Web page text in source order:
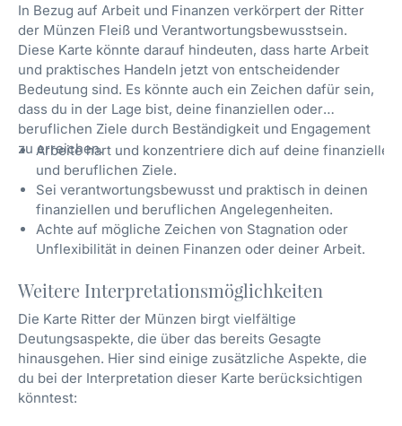
In Bezug auf Arbeit und Finanzen verkörpert der Ritter
der Münzen Fleiß und Verantwortungsbewusstsein.
Diese Karte könnte darauf hindeuten, dass harte Arbeit
und praktisches Handeln jetzt von entscheidender
Bedeutung sind. Es könnte auch ein Zeichen dafür sein,
dass du in der Lage bist, deine finanziellen oder
beruflichen Ziele durch Beständigkeit und Engagement
zu erreichen.
Arbeite hart und konzentriere dich auf deine finanziellen
und beruflichen Ziele.
Sei verantwortungsbewusst und praktisch in deinen
finanziellen und beruflichen Angelegenheiten.
Achte auf mögliche Zeichen von Stagnation oder
Unflexibilität in deinen Finanzen oder deiner Arbeit.
Weitere Interpretationsmöglichkeiten
Die Karte Ritter der Münzen birgt vielfältige
Deutungsaspekte, die über das bereits Gesagte
hinausgehen. Hier sind einige zusätzliche Aspekte, die
du bei der Interpretation dieser Karte berücksichtigen
könntest: